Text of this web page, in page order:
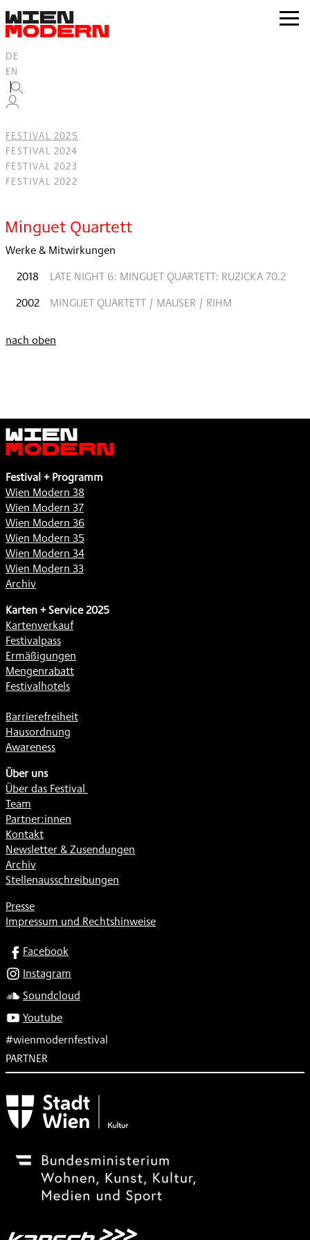
springen
zur
DE
EN
FESTIVAL 2025
FESTIVAL 2024
FESTIVAL 2023
FESTIVAL 2022
Minguet Quartett
Werke & Mitwirkungen
2018
LATE NIGHT 6: MINGUET QUARTETT: RUZICKA 70.2
2002
MINGUET QUARTETT / MAUSER / RIHM
nach oben
Wien
Modern
Festival + Programm
Wien Modern 38
Wien Modern 37
Wien Modern 36
Wien Modern 35
Wien Modern 34
Wien Modern 33
Archiv
Karten + Service 2025
Kartenverkauf
Festivalpass
Ermäßigungen
Mengenrabatt
Festivalhotels
Barrierefreiheit
Hausordnung
Awareness
Über uns
Über das Festival
Team
Partner:innen
Kontakt
Newsletter & Zusendungen
Archiv
Stellenausschreibungen
Presse
Impressum und Rechtshinweise
SOCIALFacebook
Instagram
Soundcloud
Youtube
#wienmodernfestival
PARTNER
Subventionsgeber